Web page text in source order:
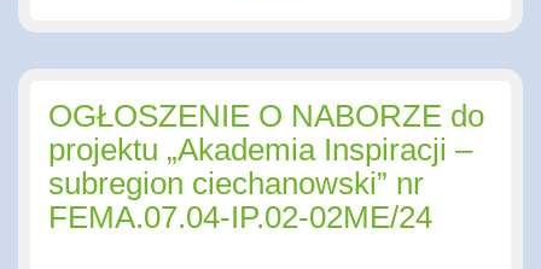
OGŁOSZENIE O NABORZE do
projektu „Akademia Inspiracji –
subregion ciechanowski” nr
FEMA.07.04-IP.02-02ME/24